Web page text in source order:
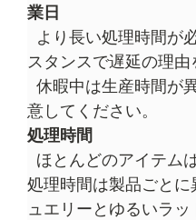
業日
より長い処理時間が
スタンスで遅延の理由
休暇中は生産時間が
意してください。
処理時間
ほとんどのアイテム
処理時間は製品ごと
ュエリーとゆるいラ